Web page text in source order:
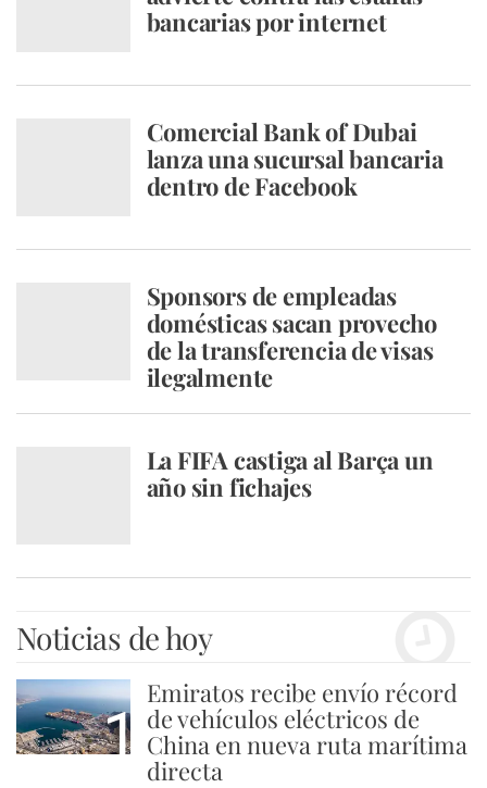
bancarias por internet
Comercial Bank of Dubai
lanza una sucursal bancaria
dentro de Facebook
Sponsors de empleadas
domésticas sacan provecho
de la transferencia de visas
ilegalmente
La FIFA castiga al Barça un
año sin fichajes
Noticias de hoy
1
Emiratos recibe envío récord
de vehículos eléctricos de
China en nueva ruta marítima
directa